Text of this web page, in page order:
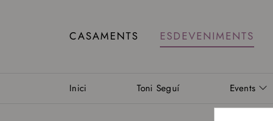
CASAMENTS ESDEVENIMENTS
Inici Toni Seguí Events